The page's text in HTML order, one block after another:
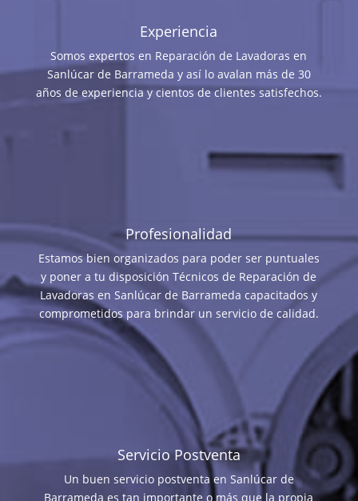
Experiencia
Somos expertos en Reparación de Lavadoras en
Sanlúcar de Barrameda y así lo avalan más de 30
años de experiencia y cientos de clientes satisfechos.
Profesionalidad
Estamos bien organizados para poder ser puntuales
y poner a tu disposición Técnicos de Reparación de
Lavadoras en Sanlúcar de Barrameda capacitados y
comprometidos para brindar un servicio de calidad.
Servicio Postventa
Un buen servicio postventa en Sanlúcar de
Barrameda es tan importante o más que la propia